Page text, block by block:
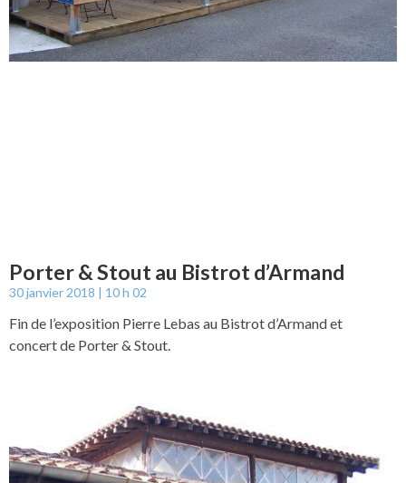
Porter & Stout au Bistrot d’Armand
30 janvier 2018 10 h 02
Fin de l’exposition Pierre Lebas au Bistrot d’Armand et
concert de Porter & Stout.